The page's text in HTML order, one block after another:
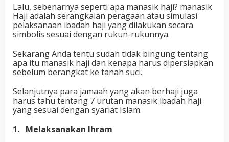
Lalu, sebenarnya seperti apa manasik haji? manasik
Haji adalah serangkaian peragaan atau simulasi
pelaksanaan ibadah haji yang dilakukan secara
simbolis sesuai dengan rukun-rukunnya.
Sekarang Anda tentu sudah tidak bingung tentang
apa itu manasik haji dan kenapa harus dipersiapkan
sebelum berangkat ke tanah suci.
Selanjutnya para jamaah yang akan berhaji juga
harus tahu tentang 7 urutan manasik ibadah haji
yang sesuai dengan syariat Islam.
1. Melaksanakan Ihram